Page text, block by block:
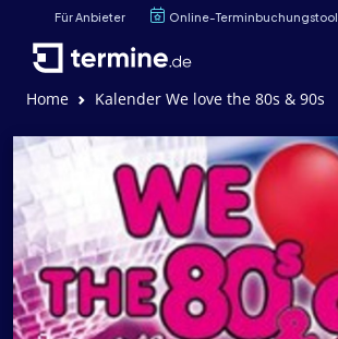
Für Anbieter Online-Terminbuchungstool
Home Kalender We love the 80s & 90s